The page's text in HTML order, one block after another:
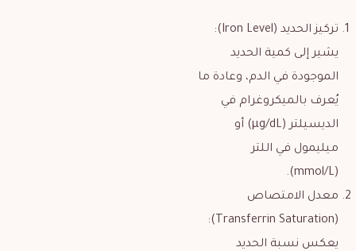
تركيز الحديد (Iron Level):
يشير إلى كمية الحديد
الموجودة في الدم، وعادة ما
يُعرف بالميكروغرام في
الديسيلتر (µg/dL) أو
ميليمول في اللتر
(mmol/L).
معدل الامتصاص
(Transferrin Saturation):
يعكس نسبة الحديد